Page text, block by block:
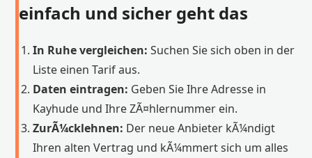
einfach und sicher geht das
In Ruhe vergleichen: Suchen Sie sich oben in der
Liste einen Tarif aus.
Daten eintragen: Geben Sie Ihre Adresse in
Kayhude und Ihre ZÃ¤hlernummer ein.
ZurÃ¼cklehnen: Der neue Anbieter kÃ¼ndigt
Ihren alten Vertrag und kÃ¼mmert sich um alles